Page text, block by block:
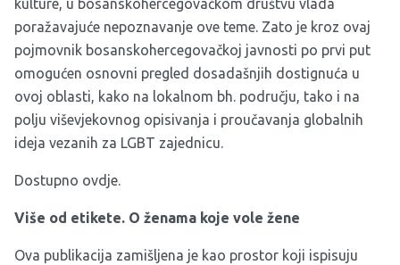
kulture, u bosanskohercegovačkom društvu vlada
poražavajuće nepoznavanje ove teme. Zato je kroz ovaj
pojmovnik bosanskohercegovačkoj javnosti po prvi put
omogućen osnovni pregled dosadašnjih dostignuća u
ovoj oblasti, kako na lokalnom bh. području, tako i na
polju viševjekovnog opisivanja i proučavanja globalnih
ideja vezanih za LGBT zajednicu.
Dostupno ovdje.
Više od etikete. O ženama koje vole žene
Ova publikacija zamišljena je kao prostor koji ispisuju